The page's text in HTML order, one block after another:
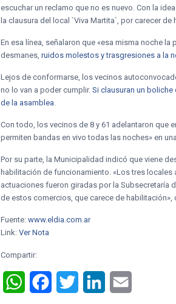
escuchar un reclamo que no es nuevo. Con la
la clausura del local `Viva Martita`, por carecer de
En esa línea, señalaron que «esa misma noche la
desmanes,ruidos molestos y trasgresiones a la
Lejos de conformarse, los vecinos
no lo van a poder cumplir.Si clausuran un
de la asamblea.
Con todo, los vecinos de 8 y 61 adelantaron que
permiten bandas en vivo todas las noches» en
Por su parte, la Municipalidad indicó que viene
habilitación de funcionamiento. «Los tres
actuaciones fueron giradas por la Subsecretaría
de estos comercios, que carece de
Fuente:www.eldia.com.ar
Link:Ver Nota
Compartir:
WhatsAppFacebookTwitter LinkedIn